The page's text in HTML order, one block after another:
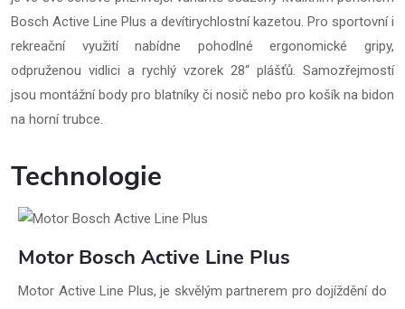
Bosch Active Line Plus a devítirychlostní kazetou. Pro sportovní i
rekreační využití nabídne pohodlné ergonomické gripy,
odpruženou vidlici a rychlý vzorek 28“ plášťů. Samozřejmostí
jsou montážní body pro blatníky či nosič nebo pro košík na bidon
na horní trubce.
Technologie
Motor Bosch Active Line Plus
Motor Active Line Plus, je skvělým partnerem pro dojíždění do